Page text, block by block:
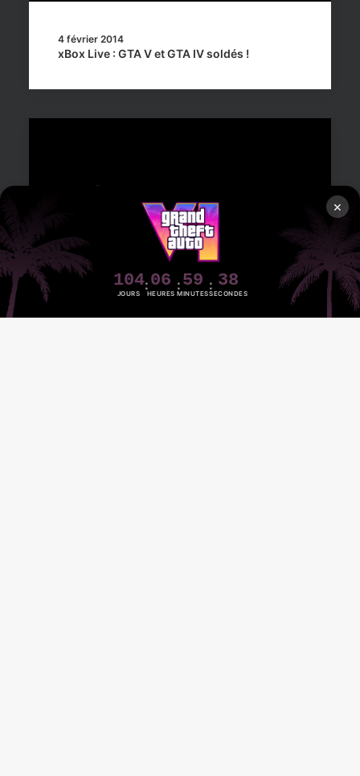
×
104
JOURS
06
HEURES
59
MINUTES
37
SECONDES
4 février 2014
xBox Live : GTA V et GTA IV soldés !